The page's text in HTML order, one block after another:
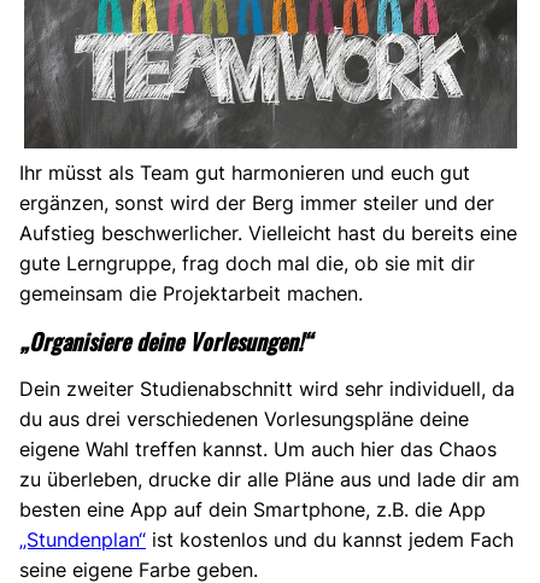
Ihr müsst als Team gut harmonieren und euch gut
ergänzen, sonst wird der Berg immer steiler und der
Aufstieg beschwerlicher. Vielleicht hast du bereits eine
gute Lerngruppe, frag doch mal die, ob sie mit dir
gemeinsam die Projektarbeit machen.
„Organisiere deine Vorlesungen!“
Dein zweiter Studienabschnitt wird sehr individuell, da
du aus drei verschiedenen Vorlesungspläne deine
eigene Wahl treffen kannst. Um auch hier das Chaos
zu überleben, drucke dir alle Pläne aus und lade dir am
besten eine App auf dein Smartphone, z.B. die App
„Stundenplan“ ist kostenlos und du kannst jedem Fach
seine eigene Farbe geben.